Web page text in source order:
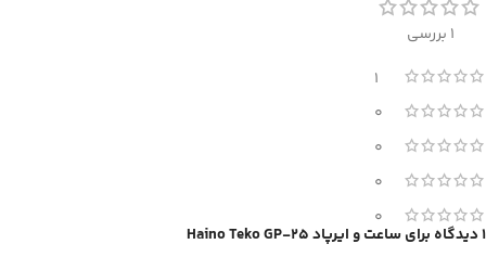
1 بررسی
1
0
0
0
0
1 دیدگاه برای ساعت و ایرپاد Haino Teko GP-25